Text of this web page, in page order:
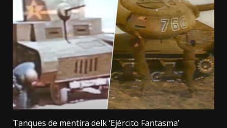
Tanques de mentira delk ‘Ejército Fantasma’